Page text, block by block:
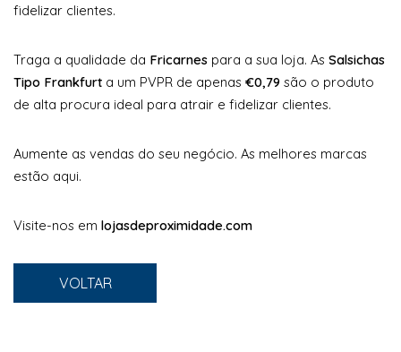
fidelizar clientes.
Traga a qualidade da Fricarnes para a sua loja. As Salsichas
Tipo Frankfurt a um PVPR de apenas €0,79 são o produto
de alta procura ideal para atrair e fidelizar clientes.
Aumente as vendas do seu negócio. As melhores marcas
estão aqui.
Visite-nos em lojasdeproximidade.com
VOLTAR